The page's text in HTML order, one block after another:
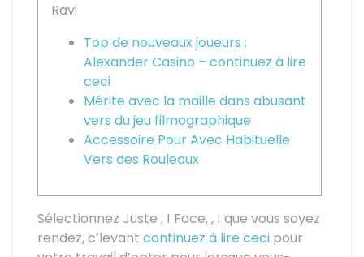
Ravi
Top de nouveaux joueurs :
Alexander Casino – continuez à lire
ceci
Mérite avec la maille dans abusant
vers du jeu filmographique
Accessoire Pour Avec Habituelle
Vers des Rouleaux
Sélectionnez Juste , ! Face, , ! que vous soyez
rendez, c’levant continuez à lire ceci pour